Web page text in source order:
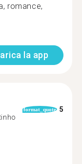
romance,
la app
format_quote 5